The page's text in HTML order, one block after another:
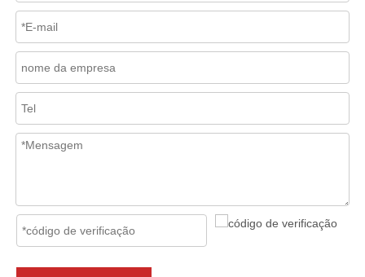
2026-07-02
J-VALVES Válvula borboleta com flange tripla excêntrica DN2800 PN10 WCB: vantagens, guia de seleção e casos de projetos de sucesso
J-VALVES fornece válvulas borboleta de flange excêntrica tripla